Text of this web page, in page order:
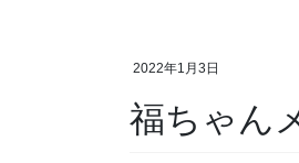
2022年1月3日
福ちゃん